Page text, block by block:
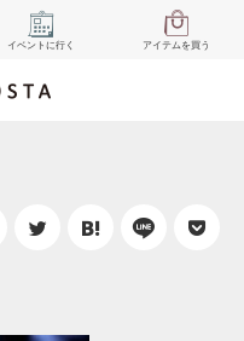
イベント に行く アイテムを買う